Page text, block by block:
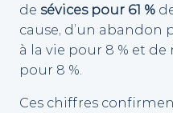
de sévices pour 61 %
cause, d’un abandon
à la vie pour 8 % et
pour 8 %.
Ces chiffres